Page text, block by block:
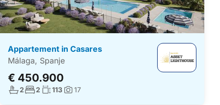
Appartement in Casares
Málaga, Spanje
€ 450.900
Aantal badkamers:
2Aantal slaapkamers:
2 Woonoppervlakte:
113Foto's:
17